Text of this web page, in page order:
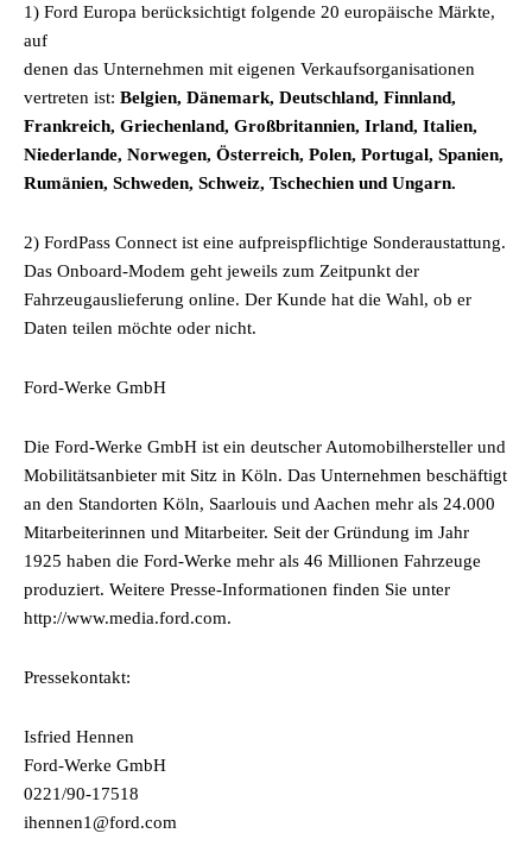
1) Ford Europa berücksichtigt folgende 20 europäische Märkte,
auf
denen das Unternehmen mit eigenen Verkaufsorganisationen
vertreten ist: Belgien, Dänemark, Deutschland, Finnland,
Frankreich, Griechenland, Großbritannien, Irland, Italien,
Niederlande, Norwegen, Österreich, Polen, Portugal, Spanien,
Rumänien, Schweden, Schweiz, Tschechien und Ungarn.
2) FordPass Connect ist eine aufpreispflichtige Sonderaustattung.
Das Onboard-Modem geht jeweils zum Zeitpunkt der
Fahrzeugauslieferung online. Der Kunde hat die Wahl, ob er
Daten teilen möchte oder nicht.
Ford-Werke GmbH
Die Ford-Werke GmbH ist ein deutscher Automobilhersteller und
Mobilitätsanbieter mit Sitz in Köln. Das Unternehmen beschäftigt
an den Standorten Köln, Saarlouis und Aachen mehr als 24.000
Mitarbeiterinnen und Mitarbeiter. Seit der Gründung im Jahr
1925 haben die Ford-Werke mehr als 46 Millionen Fahrzeuge
produziert. Weitere Presse-Informationen finden Sie unter
http://www.media.ford.com.
Pressekontakt:
Isfried Hennen
Ford-Werke GmbH
0221/90-17518
ihennen1@ford.com